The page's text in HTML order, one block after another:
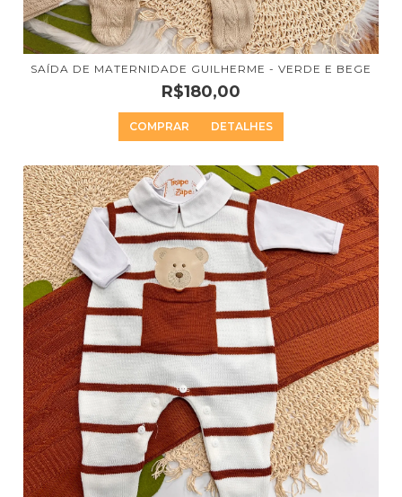
SAÍDA DE MATERNIDADE GUILHERME - VERDE E BEGE
R$180,00
COMPRAR DETALHES